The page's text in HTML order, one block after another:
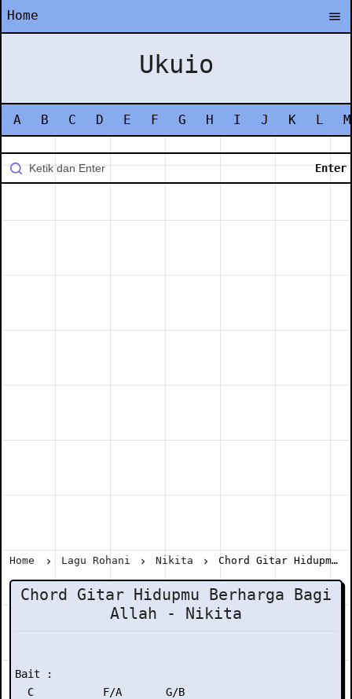
Home
Ukuio
A B C D E F G H I J K L M
Home Lagu Rohani Nikita Chord Gitar Hidupmu Berharga Bagi Allah - Nikita
Chord Gitar Hidupmu Berharga Bagi
Allah - Nikita
Bait :
  C           F/A       G/B